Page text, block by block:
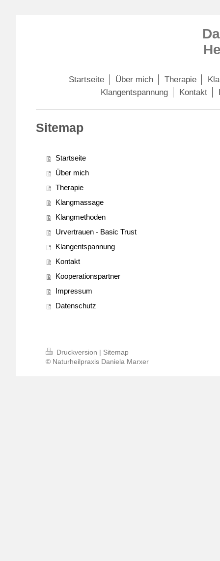
Startseite Über mich Therapie
Klangentspannung
Kontakt
Sitemap
Startseite
Über mich
Therapie
Klangmassage
Klangmethoden
Urvertrauen - Basic Trust
Klangentspannung
Kontakt
Kooperationspartner
Impressum
Datenschutz
Druckversion | Sitemap
© Naturheilpraxis Daniela Marxer